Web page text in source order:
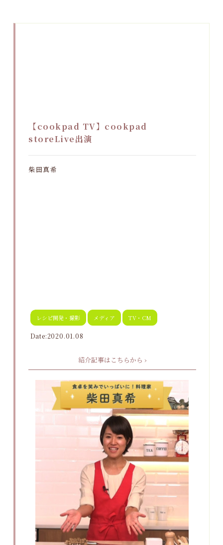
【cookpad TV】cookpad
storeLive出演
柴田真希
レシピ開発・撮影 メディア TV・CM
Date:2020.01.08
紹介記事はこちらから ›